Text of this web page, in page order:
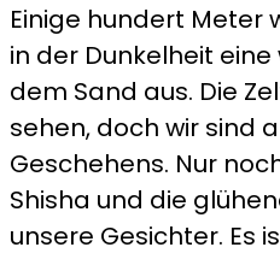
Einige hundert Meter
in der Dunkelheit
dem Sand aus. Die
sehen, doch wir sind
Geschehens. Nur
Shisha und die
unsere Gesichter. Es